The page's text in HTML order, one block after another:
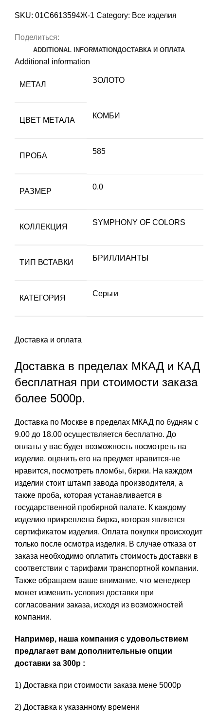
SKU: 01С6613594Ж-1 Category: Все изделия
Поделиться:
ADDITIONAL INFORMATIONДОСТАВКА И ОПЛАТА
Additional information
МЕТАЛ
ЗОЛОТО
ЦВЕТ МЕТАЛА
КОМБИ
ПРОБА
585
РАЗМЕР
0.0
КОЛЛЕКЦИЯ
SYMPHONY OF COLORS
ТИП ВСТАВКИ
БРИЛЛИАНТЫ
КАТЕГОРИЯ
Серьги
Доставка и оплата
Доставка в пределах МКАД и КАД
бесплатная при стоимости заказа
более 5000р.
Доставка по Москве в пределах МКАД по будням с
9.00 до 18.00 осуществляется бесплатно. До
оплаты у вас будет возможность посмотреть на
изделие, оценить его на предмет нравится-не
нравится, посмотреть пломбы, бирки. На каждом
изделии стоит штамп завода производителя, а
также проба, которая устанавливается в
государственной пробирной палате. К каждому
изделию прикреплена бирка, которая является
сертификатом изделия. Оплата покупки происходит
только после осмотра изделия. В случае отказа от
заказа необходимо оплатить стоимость доставки в
соответствии с тарифами транспортной компании.
Также обращаем ваше внимание, что менеджер
может изменить условия доставки при
согласовании заказа, исходя из возможностей
компании.
Например, наша компания с удовольствием
предлагает вам дополнительные опции
доставки за 300р :
1) Доставка при стоимости заказа мене 5000р
2) Доставка к указанному времени